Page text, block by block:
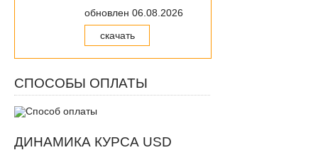
Велозапчасти
Велоэкипировка
Инструменты
Автокресла
Скейтборды
обновлен 06.08.2026
скачать
СПОСОБЫ ОПЛАТЫ
ДИНАМИКА КУРСА USD